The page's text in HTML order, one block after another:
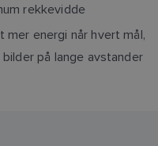
rekkevidde
mer energi når hvert mål,
på lange avstander